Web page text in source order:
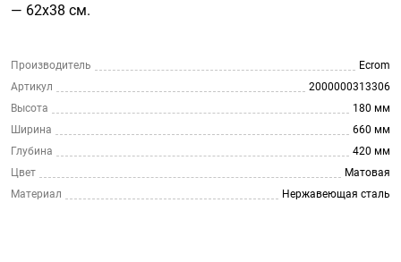
— 62х38 см.
Производитель
Ecrom
Артикул
2000000313306
Высота
180 мм
Ширина
660 мм
Глубина
420 мм
Цвет
Матовая
Материал
Нержавеющая сталь